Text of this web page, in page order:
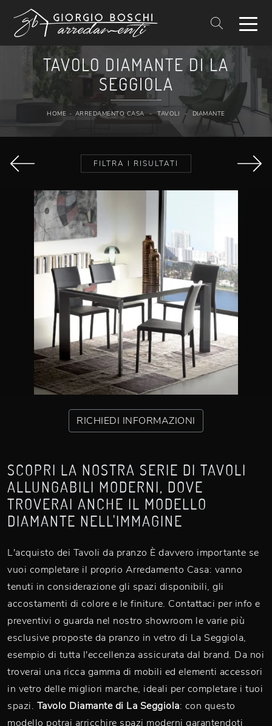
TAVOLO DIAMANTE DI LA
SEGGIOLA
HOME - ARREDAMENTO CASA - TAVOLI - DIAMANTE
FILTRA I RISULTATI
RICHIEDI INFORMAZIONI
SCOPRI LA NOSTRA SERIE DI TAVOLI
ALLUNGABILI MODERNI, DOVE
TROVERAI ANCHE IL MODELLO
DIAMANTE NELL'IMMAGINE
L'acquisto dei Tavoli da pranzo È davvero importante se
vuoi completare il proprio Arredamento Casa: vanno
tenuti in considerazione gli spazi disponibili, gli
accostamenti di colore e le finiture. Contattaci per info e
preventivi o guarda nel nostro showroom le varie più
esclusive proposte da pranzo in vetro di La Seggiola,
esempio di tutta l'eccellenza assicurata dal brand. Da noi
troverai una ricca gamma di mobili ed elementi accessori
in vetro delle migliori marche, ideali per completare i tuoi
spazi. Tavolo Diamante di La Seggiola: con questo
modello potrai arricchire spazi moderni garantendoti